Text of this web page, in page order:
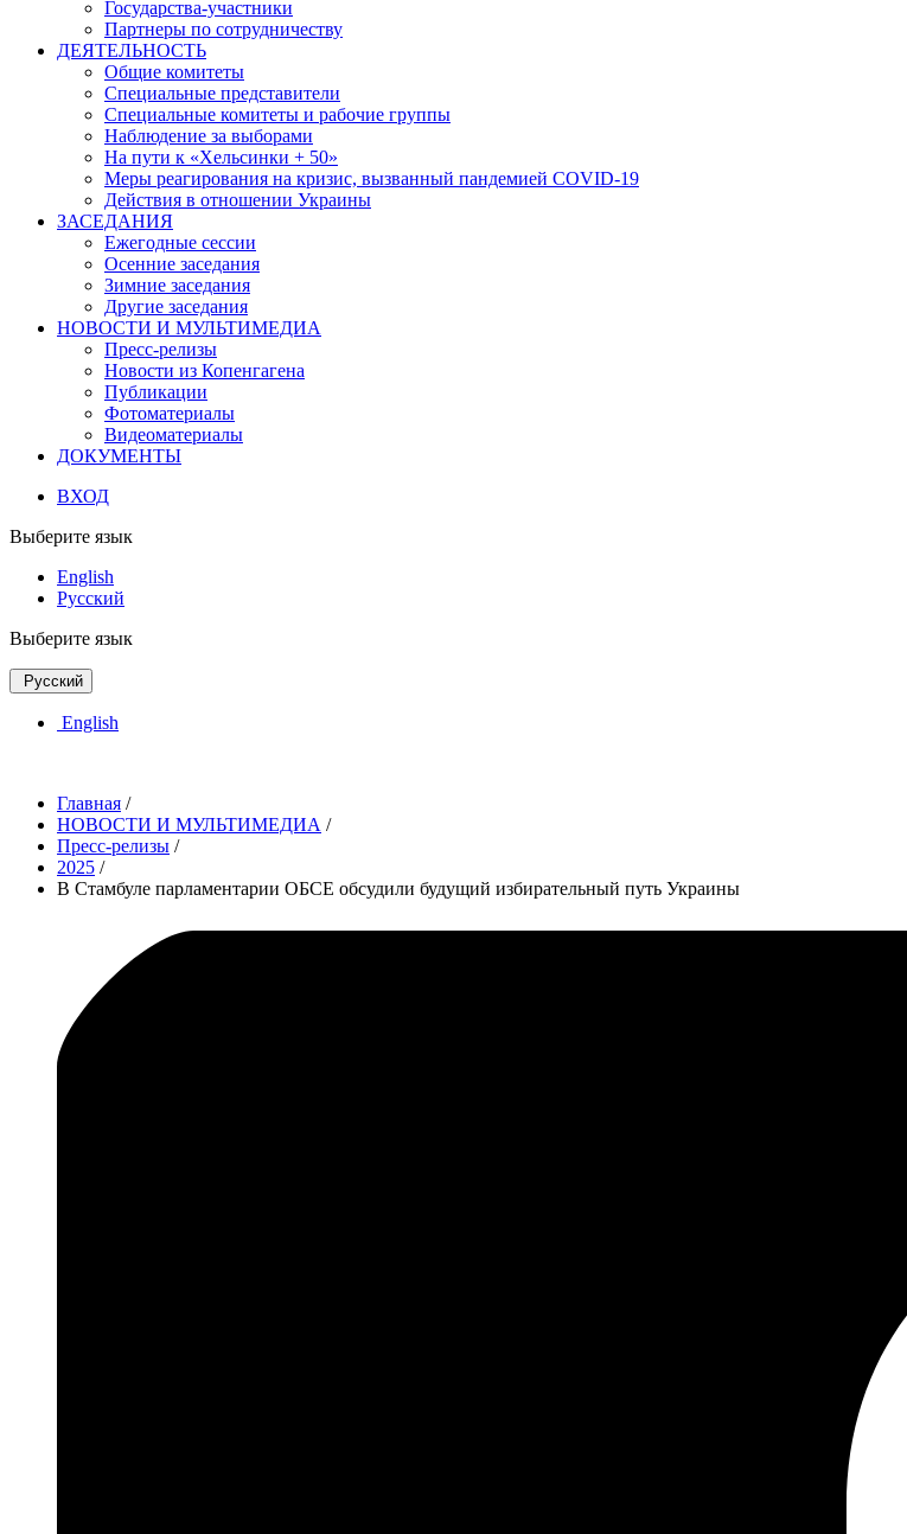
Государства-участники
Партнеры по сотрудничеству
ДЕЯТЕЛЬНОСТЬ
Общие комитеты
Специальные представители
Специальные комитеты и рабочие группы
Наблюдение за выборами
На пути к «Хельсинки + 50»
Меры реагирования на кризис, вызванный пандемией COVID-19
Действия в отношении Украины
ЗАСЕДАНИЯ
Ежегодные сессии
Осенние заседания
Зимние заседания
Другие заседания
НОВОСТИ И МУЛЬТИМЕДИА
Пресс-релизы
Новости из Копенгагена
Публикации
Фотоматериалы
Видеоматериалы
ДОКУМЕНТЫ
ВХОД
Выберите язык
English
Русский
Выберите язык
Русский
English
Главная /
НОВОСТИ И МУЛЬТИМЕДИА /
Пресс-релизы /
2025 /
В Стамбуле парламентарии ОБСЕ обсудили будущий избирательный путь Украины